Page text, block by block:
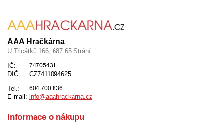
AAA Hračkárna
U Třicátků 166, 687 65 Strání
IČ:
74705431
DIČ:
CZ7411094625
Tel.:
604 700 836
E-mail: info@aaahrackarna.cz
Informace o nákupu